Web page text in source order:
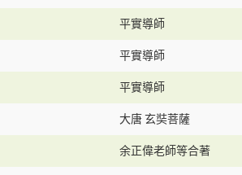
平實導師
平實導師
平實導師
大唐 玄奘菩薩
余正偉老師等合著